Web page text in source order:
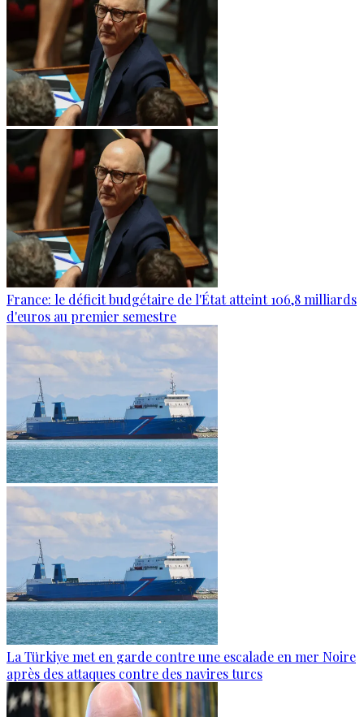
France: le déficit budgétaire de l'État atteint 106,8 milliards
d'euros au premier semestre
La Türkiye met en garde contre une escalade en mer Noire
après des attaques contre des navires turcs